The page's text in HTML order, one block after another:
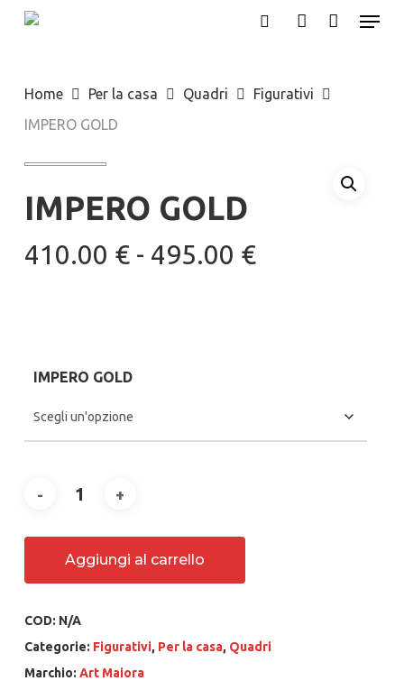
Skip
content
Menu
Home Per la casa Quadri
Figurativi
IMPERO GOLD
IMPERO GOLD
410.00 € - 495.00 €Fascia
495.00 €
IMPERO GOLD
Aggiungi al carrello
COD: N/A
Categorie: Figurativi, Per la casa, Quadri
Marchio: Art Maiora